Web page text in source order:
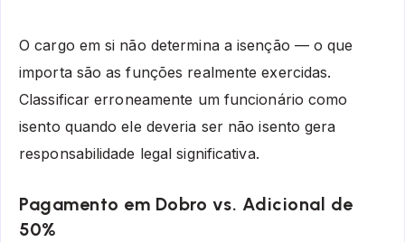
O cargo em si não determina a isenção — o que
importa são as funções realmente exercidas.
Classificar erroneamente um funcionário como
isento quando ele deveria ser não isento gera
responsabilidade legal significativa.
Pagamento em Dobro vs. Adicional de
50%